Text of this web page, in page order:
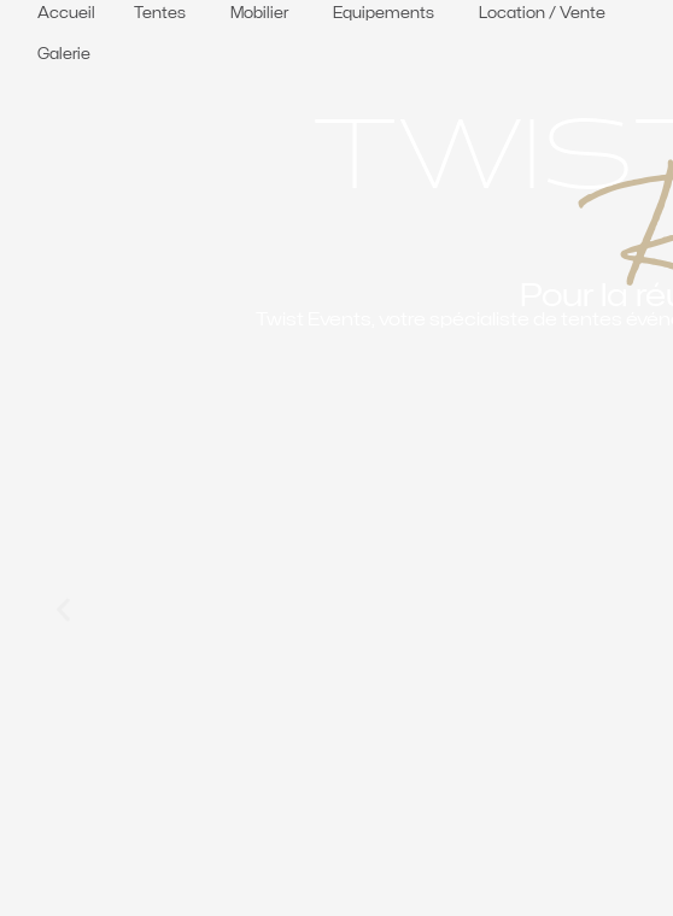
Accueil Tentes Mobilier Equipements Location / Vente
Galerie
Pour la